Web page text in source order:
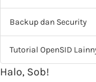
Backup dan Security
Tutorial OpenSID
Halo, Sob!